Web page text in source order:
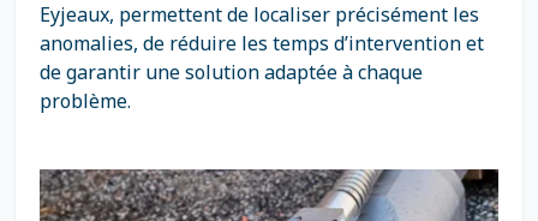
Eyjeaux, permettent de localiser précisément les
anomalies, de réduire les temps d’intervention et
de garantir une solution adaptée à chaque
problème.